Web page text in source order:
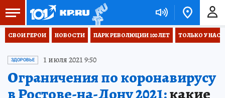
СВОИ ГЕРОИ НОВОСТИ ПАРК РЕВОЛЮЦИИ 100 ЛЕТ ТОЛЬКО У НАС
ЗДОРОВЬЕ 1 июля 2021 9:50
Ограничения по коронавирусу
в Ростове-на-Дону 2021:какие